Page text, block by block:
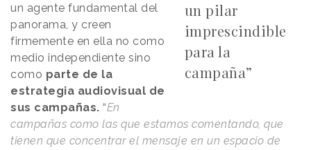
un pilar
imprescindible
para la
campaña”
un agente fundamental del
panorama, y creen
firmemente en ella no como
medio independiente sino
como parte de la
estrategia audiovisual de
sus campañas. “En
campañas como las que estamos comentando, que
tienen que concentrar el mensaje en un espacio de